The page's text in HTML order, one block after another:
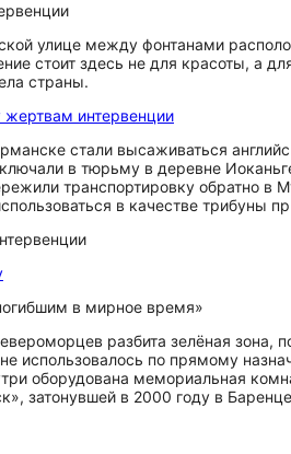
улице между фонтанами
стоит здесь не для красоты, а
страны.
жертвам интервенции
стали высаживаться
в тюрьму в деревне
транспортировку обратно в
в качестве трибуны
в мирное время»
разбита зелёная зона,
не использовалось по прямому
оборудована мемориальная
затонувшей в 2000 году в